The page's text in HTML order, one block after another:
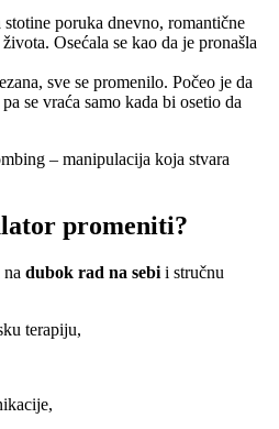
poruka dnevno, romantične
Osećala se kao da je pronašla
sve se promenilo. Počeo je da
se vraća samo kada bi osetio da
– manipulacija koja stvara
promeniti?
dubok rad na sebi i stručnu
terapiju,